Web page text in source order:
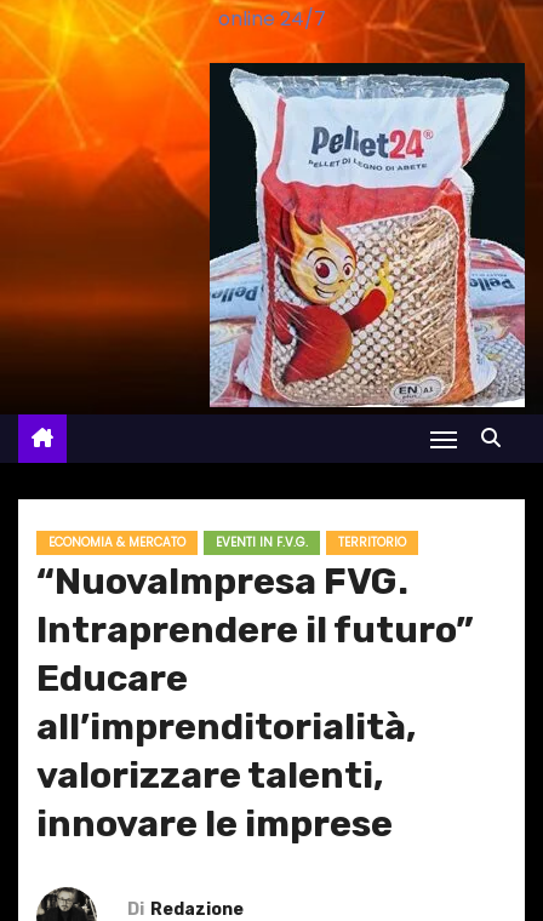
online 24/7
ECONOMIA & MERCATO EVENTI IN F.V.G. TERRITORIO
“NuovaImpresa FVG.
Intraprendere il futuro”
Educare
all’imprenditorialità,
valorizzare talenti,
innovare le imprese
Di Redazione